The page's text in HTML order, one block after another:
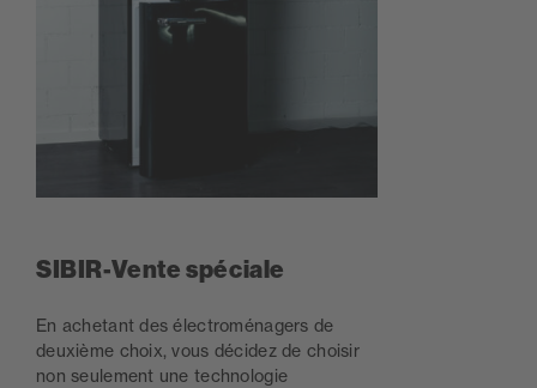
SIBIR-Vente spéciale
En achetant des électroménagers de
deuxième choix, vous décidez de choisir
non seulement une technologie